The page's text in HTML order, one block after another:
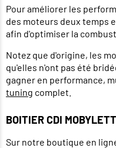
Pour améliorer les
des moteurs deux temps
afin d'optimiser la
Notez que d'origine, les
qu'elles n'ont pas été
gagner en performance,
tuning complet.
BOITIER CDI
Sur notre boutique en